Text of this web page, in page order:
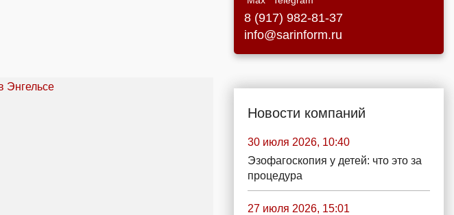
8 (917) 982-81-37
info@sarinform.ru
Новости компаний
30 июля 2026, 10:40
Эзофагоскопия у детей: что это за
процедура
27 июля 2026, 15:01